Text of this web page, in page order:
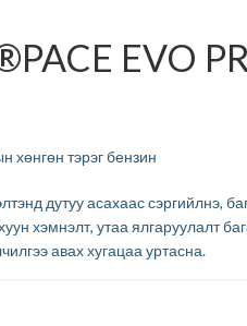
EVO
хөнгөн тэрэг бензин
дутуу асахаас сэргийлнэ,
хэмнэлт, утаа ялгаруулалт
авах хугацаа уртасна.